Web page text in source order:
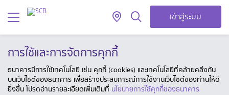
เข้าสู่ระบบ
การใช้และการจัดการคุกกี้
ธนาคารมีการใช้เทคโนโลยี เช่น คุกกี้ (cookies) และเทคโนโลยีที่คล้ายคลึงกัน
บนเว็บไซต์ของธนาคาร เพื่อสร้างประสบการณ์การใช้งานเว็บไซต์ของท่านให้ดี
ยิ่งขึ้น โปรดอ่านรายละเอียดเพิ่มเติมที่ นโยบายการใช้คุกกี้ของธนาคาร